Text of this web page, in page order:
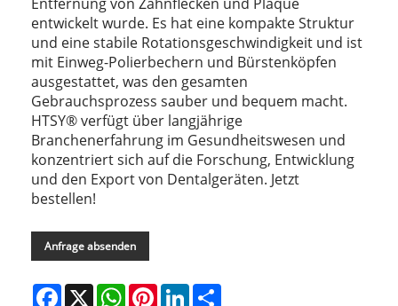
entwickelt wurde. Es hat eine kompakte Struktur
und eine stabile Rotationsgeschwindigkeit und ist
mit Einweg-Polierbechern und Bürstenköpfen
ausgestattet, was den gesamten
Gebrauchsprozess sauber und bequem macht.
HTSY® verfügt über langjährige
Branchenerfahrung im Gesundheitswesen und
konzentriert sich auf die Forschung, Entwicklung
und den Export von Dentalgeräten. Jetzt
bestellen!
Anfrage absenden
Facebook
X WhatsAppPinterestLinkedIn